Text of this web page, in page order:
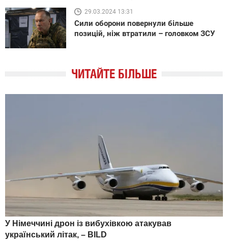
29.03.2024 13:31
Сили оборони повернули більше
позицій, ніж втратили – головком ЗСУ
ЧИТАЙТЕ БІЛЬШЕ